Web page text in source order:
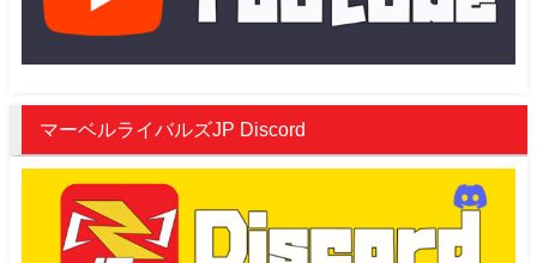
マーベルライバルズJP Discord